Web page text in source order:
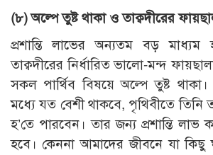
(৮) অল্পে তুষ্ট থাকা ও তাক্বদীরের
প্রশান্তি লাভের অন্যতম বড় মাধ্যম
তাক্বদীরের নির্ধারিত ভালো-মন্দ
সকল পার্থিব বিষয়ে অল্পে তুষ্ট
মধ্যে যত বেশী থাকবে, পৃথিবীতে তিনি
হ’তে পারবেন। তার জন্য প্রশান্তি
হবে। কেননা আমাদের জীবনে যা কিছু